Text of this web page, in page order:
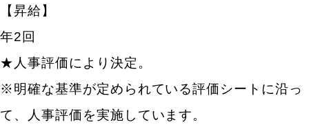
【昇給】
年2回
★人事評価により決定。
※明確な基準が定められている評価シートに沿っ
て、人事評価を実施しています。